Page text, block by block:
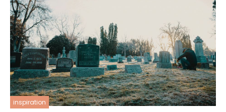
inspiration